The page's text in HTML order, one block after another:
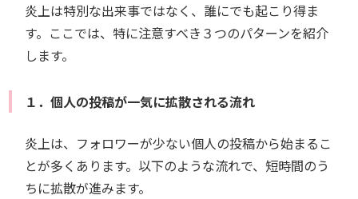
炎上は特別な出来事ではなく、誰にでも起こり得ま
す。ここでは、特に注意すべき３つのパターンを紹介
します。
１．個人の投稿が一気に拡散される流れ
炎上は、フォロワーが少ない個人の投稿から始まるこ
とが多くあります。以下のような流れで、短時間のう
ちに拡散が進みます。